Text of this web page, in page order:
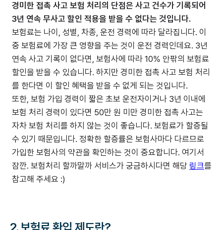
경미한 접촉 사고 보험 처리의 단점은 사고 건수가 기록되어
3년 연속 무사고 할인 적용을 받을 수 없다는 것입니다.
보험료는 나이, 성별, 차종, 운전 경력에 따라 달라집니다. 이
중 보험료에 가장 큰 영향을 주는 것이 운전 경력인데요. 3년
연속 사고 기록이 없다면, 보험사에 따라 10% 안팎의 보험료
할인을 받을 수 있습니다. 하지만 경미한 접촉 사고 보험 처리
를 한다면 이 할인 혜택을 받을 수 없게 되는 것입니다.
또한, 보험 가입 경력이 짧은 초보 운전자이거나 3년 이내에
보험 처리 경력이 있다면 50만 원 미만 경미한 접촉 사고는
자차 보험 처리를 하지 않는 것이 좋습니다. 보험료가 할증될
수 있기 때문입니다. 정확한 할증률은 보험사마다 다르므로
가입한 보험사의 약관을 확인하는 것이 중요합니다. 여기서
잠깐. 보험처리 할까말까 서비스가 궁금하시다면 해당 링크를
참고해 주세요 :)